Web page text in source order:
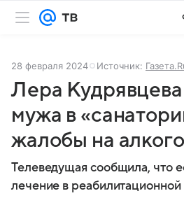
28 февраля 2024 Источник:
Лера
мужа в
жалобы на
Телеведущая сообщила, что
лечение в реабилитационной